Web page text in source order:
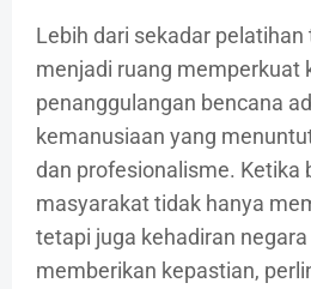
Lebih dari sekadar
menjadi ruang memperkuat
penanggulangan bencana
kemanusiaan yang
dan profesionalisme. Ketika
masyarakat tidak hanya
tetapi juga kehadiran
memberikan kepastian,